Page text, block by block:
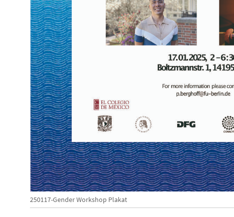
250117-Gender Workshop Plakat